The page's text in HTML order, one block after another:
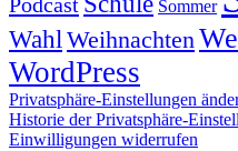
Sommer
Wahl Weihnachten
WordPress
Privatsphäre-Einstellungen
Historie der Privatsphäre-
Einwilligungen widerrufen